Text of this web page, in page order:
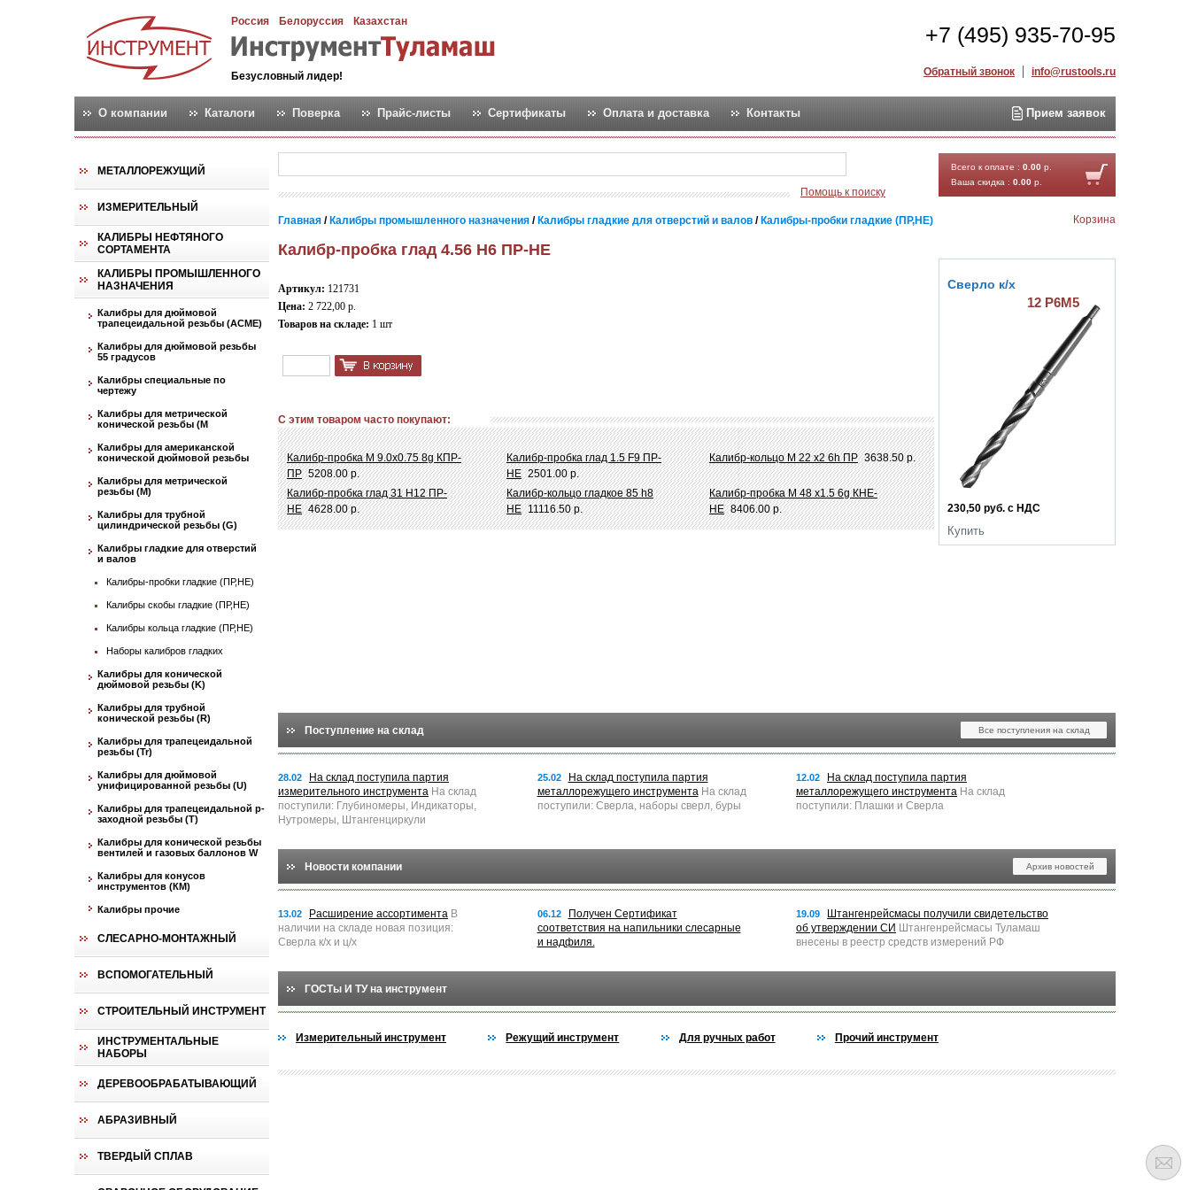
Россия Белоруссия Казахстан
Безусловный лидер!
+7 (495) 935-70-95
Обратный звонок info@rustools.ru
О компании Каталоги Поверка Прайс-листы Сертификаты Оплата и доставка Контакты Прием заявок
МЕТАЛЛОРЕЖУЩИЙ
ИЗМЕРИТЕЛЬНЫЙ
КАЛИБРЫ НЕФТЯНОГО
СОРТАМЕНТА
КАЛИБРЫ ПРОМЫШЛЕННОГО
НАЗНАЧЕНИЯ
Калибры для дюймовой
трапецеидальной резьбы (АСМЕ)
Калибры для дюймовой резьбы
55 градусов
Калибры специальные по
чертежу
Калибры для метрической
конической резьбы (М
Калибры для американской
конической дюймовой резьбы
Калибры для метрической
резьбы (М)
Калибры для трубной
цилиндрической резьбы (G)
Калибры гладкие для отверстий
и валов
Калибры-пробки гладкие (ПР,НЕ)
Калибры скобы гладкие (ПР,НЕ)
Калибры кольца гладкие (ПР,НЕ)
Наборы калибров гладких
Калибры для конической
дюймовой резьбы (K)
Калибры для трубной
конической резьбы (R)
Калибры для трапецеидальной
резьбы (Tr)
Калибры для дюймовой
унифицированной резьбы (U)
Калибры для трапецеидальной p-
заходной резьбы (T)
Калибры для конической резьбы
вентилей и газовых баллонов W
Калибры для конусов
инструментов (КМ)
Калибры прочие
СЛЕСАРНО-МОНТАЖНЫЙ
ВСПОМОГАТЕЛЬНЫЙ
СТРОИТЕЛЬНЫЙ ИНСТРУМЕНТ
ИНСТРУМЕНТАЛЬНЫЕ
НАБОРЫ
ДЕРЕВООБРАБАТЫВАЮЩИЙ
АБРАЗИВНЫЙ
ТВЕРДЫЙ СПЛАВ
Помощь к поиску
Всего к оплате : 0.00 р.
Ваша скидка : 0.00 р.
Корзина
Главная / Калибры промышленного назначения / Калибры гладкие для отверстий и валов / Калибры-пробки гладкие (ПР,НЕ)
Калибр-пробка глад 4.56 Н6 ПР-НЕ
Артикул: 121731
Цена: 2 722,00 р.
Товаров на складе: 1 шт
С этим товаром часто покупают:
Калибр-пробка М 9.0х0.75 8g КПР-
ПР 5208.00 р.
Калибр-пробка глад 1.5 F9 ПР-
НЕ 2501.00 р.
Калибр-кольцо М 22 х2 6h ПР 3638.50 р.
Калибр-пробка глад 31 Н12 ПР-
НЕ 4628.00 р.
Калибр-кольцо гладкое 85 h8
НЕ 11116.50 р.
Калибр-пробка М 48 х1.5 6g КНЕ-
НЕ 8406.00 р. 230,50 руб. с НДС
Купить
Сверло к/х
12 Р6М5
Поступление на склад Все поступления на склад
28.02
На склад поступила партия
измерительного инструмента На склад
поступили: Глубиномеры, Индикаторы,
Нутромеры, Штангенциркули
25.02
На склад поступила партия
металлорежущего инструментаНа склад
поступили: Сверла, наборы сверл, буры
12.02
На склад поступила партия
металлорежущего инструмента На склад
поступили: Плашки и Сверла
Новости компании Архив новостей
13.02 Расширение ассортимента В
наличии на складе новая позиция:
Сверла к/х и ц/х
06.12
Получен Сертификат
соответствия на напильники слесарные
и надфиля.
19.09
Штангенрейсмасы получили свидетельство
об утверждении СИ Штангенрейсмасы Туламаш
внесены в реестр средств измерений РФ
ГОСТы И ТУ на инструмент
Измерительный инструмент Режущий инструмент Для ручных работ Прочий инструмент